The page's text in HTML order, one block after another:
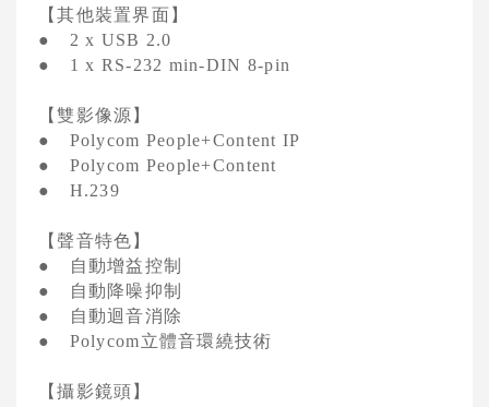
【其他裝置界面】
●
2 x USB 2.0
●
1 x RS-232 min-DIN 8-pin
【雙影像源】
●
Polycom People+Content IP
●
Polycom People+Content
●
H.239
【聲音特色】
● 自動增益控制
● 自動降噪抑制
● 自動迴音消除
● Polycom立體音環繞技術
【攝影鏡頭】